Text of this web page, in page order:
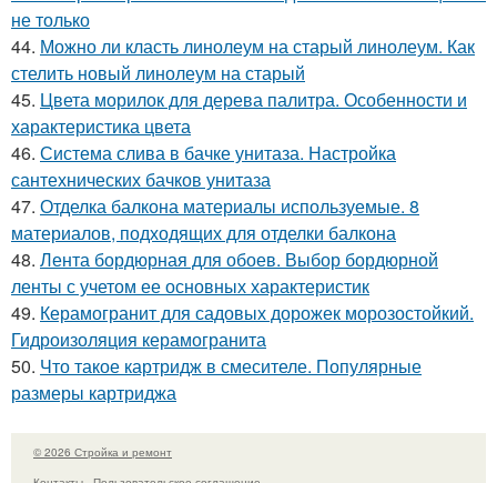
не только
44. Можно ли класть линолеум на старый линолеум. Как
стелить новый линолеум на старый
45. Цвета морилок для дерева палитра. Особенности и
характеристика цвета
46. Система слива в бачке унитаза. Настройка
сантехнических бачков унитаза
47. Отделка балкона материалы используемые. 8
материалов, подходящих для отделки балкона
48. Лента бордюрная для обоев. Выбор бордюрной
ленты с учетом ее основных характеристик
49. Керамогранит для садовых дорожек морозостойкий.
Гидроизоляция керамогранита
50. Что такое картридж в смесителе. Популярные
размеры картриджа
© 2026 Стройка и ремонт